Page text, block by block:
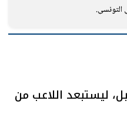
التونسي.
ليستبعد اللاعب من